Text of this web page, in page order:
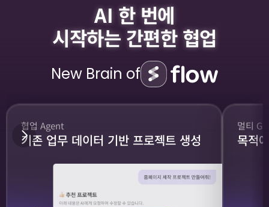
AI 한 번에
시작하는 간편한 협업
New Brain of
협업 Agent
기존 업무 데이터 기반 프로젝트 생성
멀티
목적